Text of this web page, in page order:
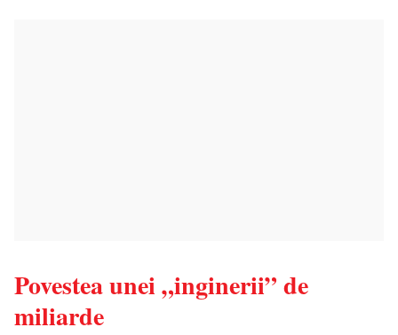
Povestea unei „inginerii” de
miliarde